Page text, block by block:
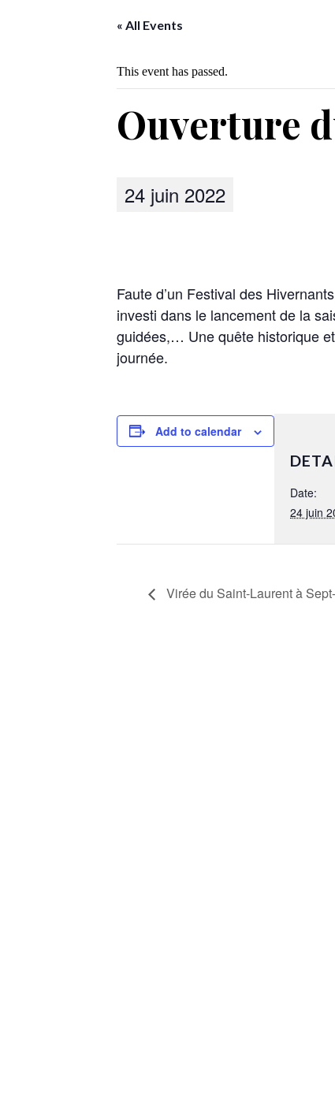
« All Events
This event has passed.
Ouverture
24 juin 2022
Faute d’un Festival des
investi dans le lancement de la
guidées,… Une quête historique
journée.
Add to calendar
Date:
24 juin
Virée du Saint-Laurent à